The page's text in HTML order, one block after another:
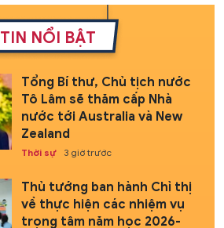
TIN NỔI BẬT
Tổng Bí thư, Chủ tịch nước
Tô Lâm sẽ thăm cấp Nhà
nước tới Australia và New
Zealand
Thời sự 3 giờ trước
Thủ tướng ban hành Chỉ thị
về thực hiện các nhiệm vụ
trọng tâm năm học 2026-